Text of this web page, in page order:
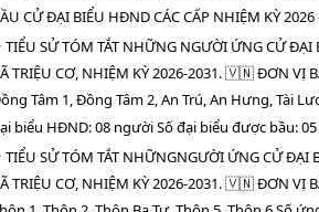
CỬ ĐẠI BIỂU HĐND CÁC CẤP NHIỆM KỲ 2026
TIỂU SỬ TÓM TẮT NHỮNG NGƯỜI ỨNG CỬ
TRIỆU CƠ, NHIỆM KỲ 2026-2031. 🇻🇳 ĐƠN VỊ
Tâm 1, Đồng Tâm 2, An Trú, An Hưng, Tài
biểu HĐND: 08 người Số đại biểu được bầu:
TIỂU SỬ TÓM TẮT NHỮNGNGƯỜI ỨNG CỬ
TRIỆU CƠ, NHIỆM KỲ 2026-2031. 🇻🇳 ĐƠN VỊ